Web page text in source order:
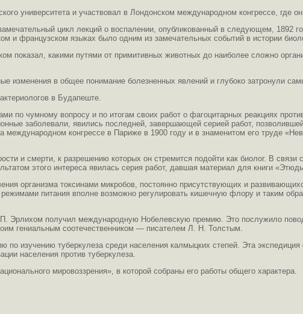
университета и участвовал в Лондонском международном конгрессе, где
цикл лекций о воспалении, опубликованный в следующем, 1892
и французском языках было одним из замечательных событий в истории
показал, какими путями от примитивных животных до наиболее сложно
изменения в общее понимание болезненных явлений и глубоко затронули
в Будапеште.
по чумному вопросу и по итогам своих работ о фагоцитарных реакциях
заболевали, явились последней, завершающей серией работ,
конгрессе в Париже в 1900 году и в знаменитом его труде
и смерти, к разрешению которых он стремится подойти как биолог. В связи
этого интереса явилась серия работ, давшая материал для книги
организма токсинами микробов, постоянно присутствующих и
питания вполне возможно регулировать кишечную флору и таким
Эрлихом получил международную Нобелевскую премию. Это послужило
гениальным соотечественником — писателем Л. Н. Толстым.
по изучению туберкулеза среди населения калмыцких степей. Эта
населения против туберкулеза.
мировоззрения», в которой собраны его работы общего характера.